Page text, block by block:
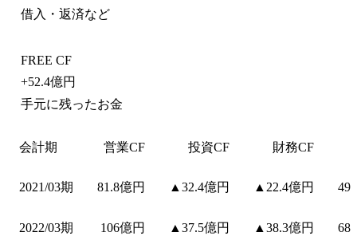
借入・返済など
FREE CF
+52.4億円
手元に残ったお金
会計期 営業CF 投資CF 財務CF
2021/03期 81.8億円 ▲32.4億円 ▲22.4億円
2022/03期 106億円 ▲37.5億円 ▲38.3億円